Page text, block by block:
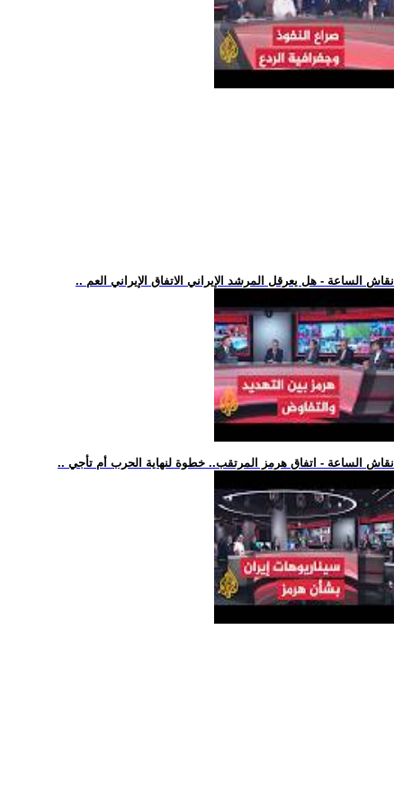
.. نقاش الساعة - هل يعرقل المرشد الإيراني الاتفاق الإيراني العم
.. نقاش الساعة - اتفاق هرمز المرتقب.. خطوة لنهاية الحرب أم تأجي